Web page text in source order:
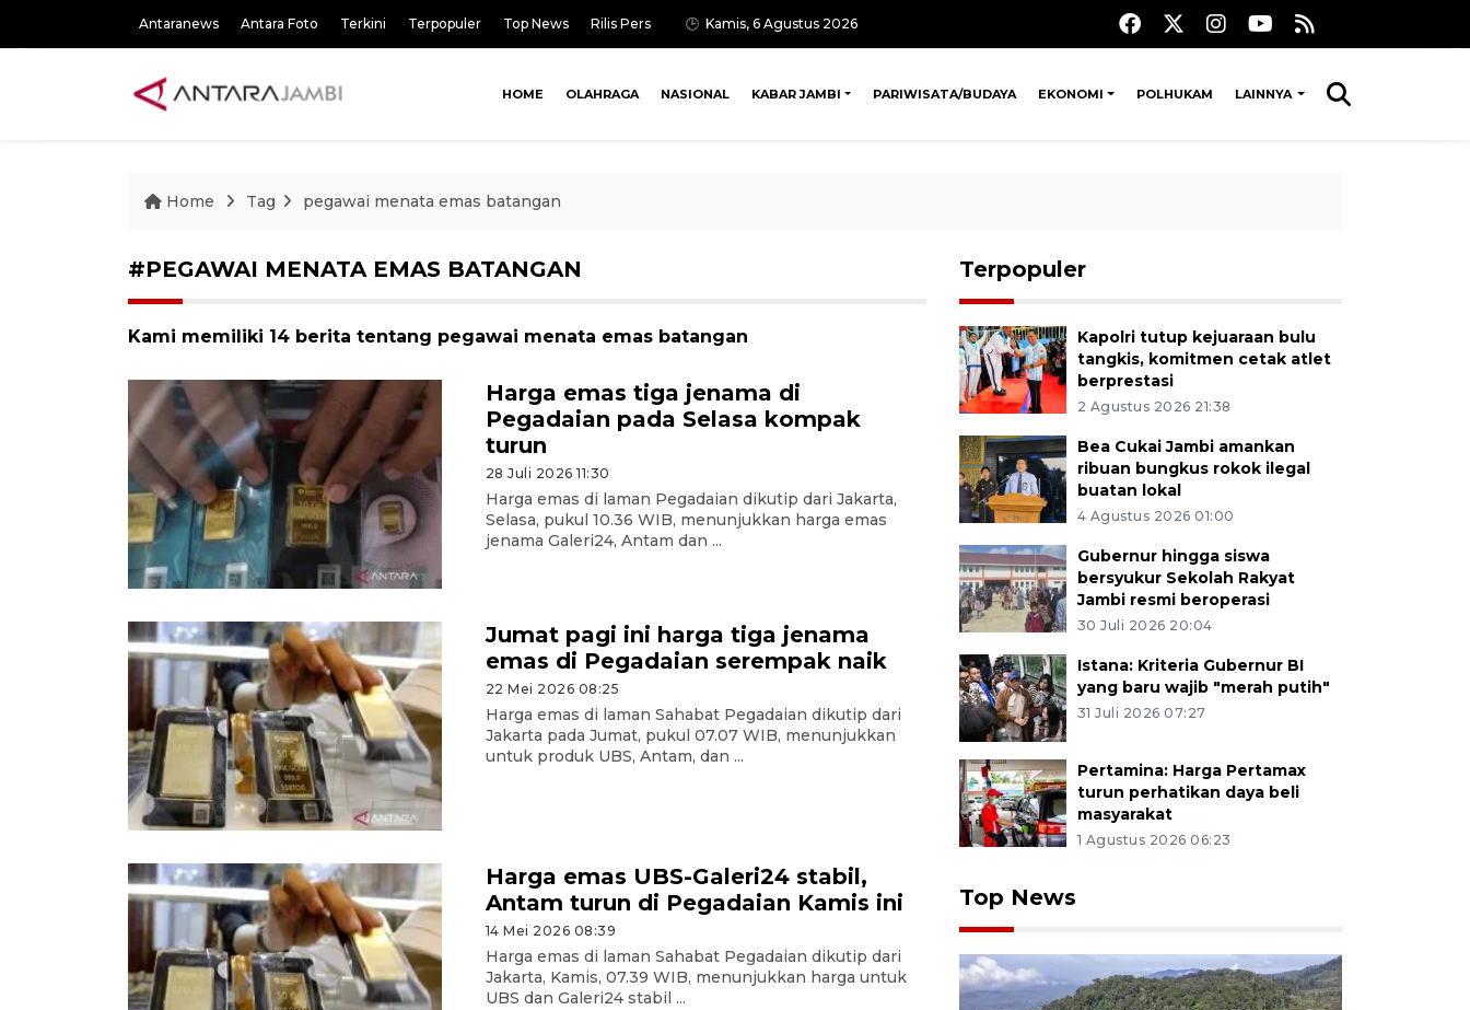
Antaranews Antara Foto Terkini Terpopuler Top News Rilis Pers Kamis, 6 Agustus 2026
HOME OLAHRAGA NASIONAL KABAR JAMBI PARIWISATA/BUDAYA EKONOMI POLHUKAM LAINNYA
Home Tag pegawai menata emas batangan
#PEGAWAI MENATA EMAS BATANGAN
Kami memiliki 14 berita tentang pegawai menata emas batangan
Harga emas tiga jenama di
Pegadaian pada Selasa kompak
turun
28 Juli 2026 11:30
Harga emas di laman Pegadaian dikutip dari Jakarta,
Selasa, pukul 10.36 WIB, menunjukkan harga emas
jenama Galeri24, Antam dan ...
Jumat pagi ini harga tiga jenama
emas di Pegadaian serempak naik
22 Mei 2026 08:25
Harga emas di laman Sahabat Pegadaian dikutip dari
Jakarta pada Jumat, pukul 07.07 WIB, menunjukkan
untuk produk UBS, Antam, dan ...
Harga emas UBS-Galeri24 stabil,
Antam turun di Pegadaian Kamis ini
14 Mei 2026 08:39
Harga emas di laman Sahabat Pegadaian dikutip dari
Jakarta, Kamis, 07.39 WIB, menunjukkan harga untuk
UBS dan Galeri24 stabil ...
Terpopuler
Kapolri tutup kejuaraan bulu
tangkis, komitmen cetak atlet
berprestasi
2 Agustus 2026 21:38
Bea Cukai Jambi amankan
ribuan bungkus rokok ilegal
buatan lokal
4 Agustus 2026 01:00
Gubernur hingga siswa
bersyukur Sekolah Rakyat
Jambi resmi beroperasi
30 Juli 2026 20:04
Istana: Kriteria Gubernur BI
yang baru wajib "merah putih"
31 Juli 2026 07:27
Pertamina: Harga Pertamax
turun perhatikan daya beli
masyarakat
1 Agustus 2026 06:23
Top News